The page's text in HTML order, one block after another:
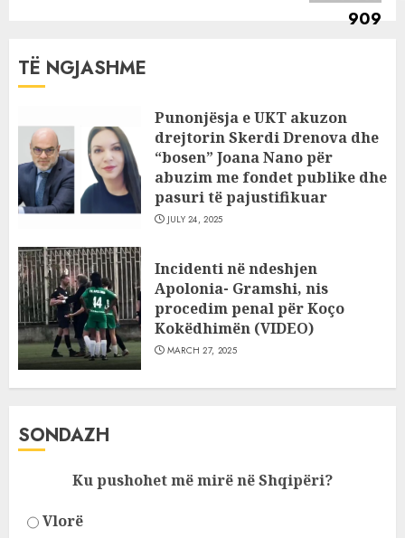
TË NGJASHME
Punonjësja e UKT akuzon
drejtorin Skerdi Drenova dhe
“bosen” Joana Nano për
abuzim me fondet publike dhe
pasuri të pajustifikuar
JULY 24, 2025
Incidenti në ndeshjen
Apolonia- Gramshi, nis
procedim penal për Koço
Kokëdhimën (VIDEO)
MARCH 27, 2025
SONDAZH
Ku pushohet më mirë në Shqipëri?
Vlorë